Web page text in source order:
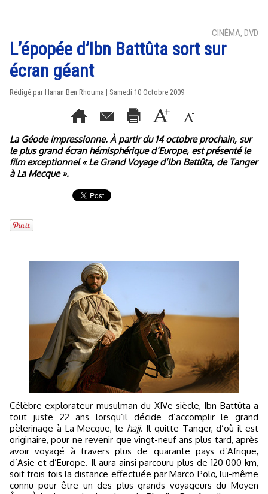
CINÉMA, DVD
L’épopée d’Ibn Battûta sort sur
écran géant
Rédigé par Hanan Ben Rhouma | Samedi 10 Octobre 2009
La Géode impressionne. À partir du 14 octobre prochain, sur
le plus grand écran hémisphérique d’Europe, est présenté le
film exceptionnel « Le Grand Voyage d’Ibn Battûta, de Tanger
à La Mecque ».
Célèbre explorateur musulman du XIVe siècle, Ibn Battûta a
tout juste 22 ans lorsqu’il décide d’accomplir le grand
pèlerinage à La Mecque, le hajj. Il quitte Tanger, d’où il est
originaire, pour ne revenir que vingt-neuf ans plus tard, après
avoir voyagé à travers plus de quarante pays d’Afrique,
d’Asie et d’Europe. Il aura ainsi parcouru plus de 120 000 km,
soit trois fois la distance effectuée par Marco Polo, lui-même
connu pour être un des plus grands voyageurs du Moyen